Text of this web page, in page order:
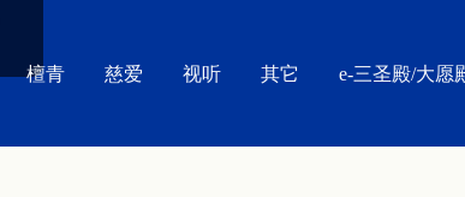
檀青 慈爱 视听 其它 e-三圣殿/大愿